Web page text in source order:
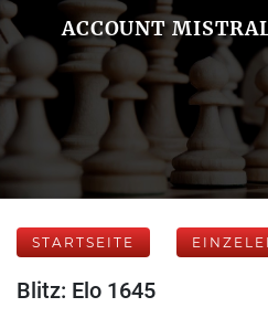
ACCOUNT
STARTSEITE
Blitz: Elo 1645